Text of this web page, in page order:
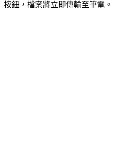
按鈕，檔案將立即傳輸至筆電。